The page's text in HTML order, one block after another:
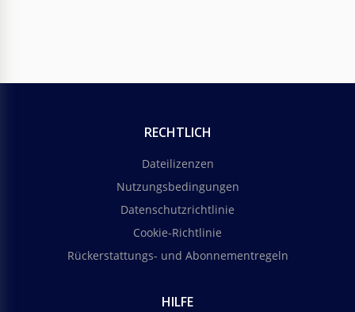
RECHTLICH
Dateilizenzen
Nutzungsbedingungen
Datenschutzrichtlinie
Cookie-Richtlinie
Rückerstattungs- und Abonnementregeln
HILFE